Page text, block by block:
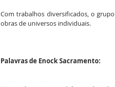
Com trabalhos diversificados, o
obras de universos individuais.
Palavras de Enock Sacramento: